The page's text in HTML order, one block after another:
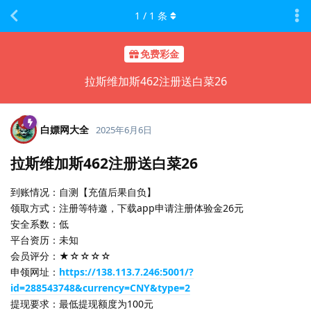
免费彩金
拉斯维加斯462注册送白菜26
1 / 1 条
白嫖网大全 2025年6月6日
拉斯维加斯462注册送白菜26
到账情况：自测【充值后果自负】
领取方式：注册等特邀，下载app申请注册体验金26元
安全系数：低
平台资历：未知
会员评分：★☆☆☆☆
申领网址： https://138.113.7.246:5001/?
id=288543748&currency=CNY&type=2
提现要求：最低提现额度为100元